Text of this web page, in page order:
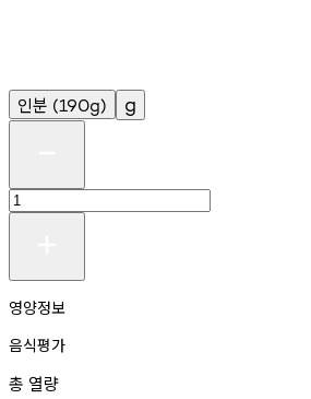
인분 (190g) g
영양정보
음식평가
총 열량